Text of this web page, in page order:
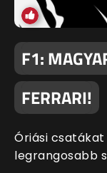
F1:
FERRARI!
Óriási
legrangosabb